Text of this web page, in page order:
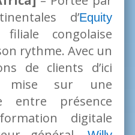
d’Equity
congolaise
rythme. Avec un
de clients d’ici
mise sur une
entre présence
digitale